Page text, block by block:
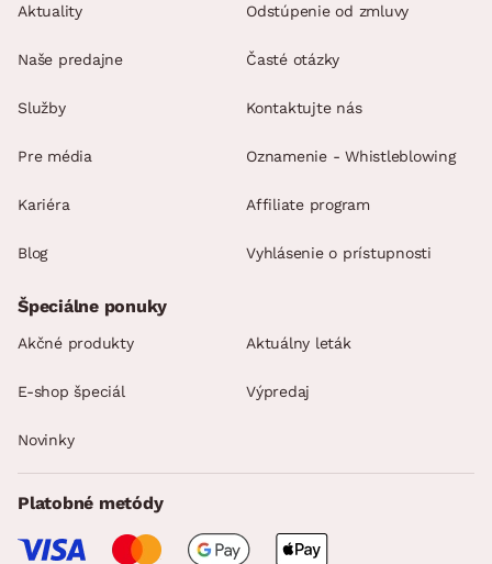
Aktuality
Naše predajne
Služby
Pre média
Kariéra
Blog
Odstúpenie od zmluvy
Časté otázky
Kontaktujte nás
Oznamenie - Whistleblowing
Affiliate program
Vyhlásenie o prístupnosti
Špeciálne ponuky
Akčné produkty Aktuálny leták
E-shop špeciál Výpredaj
Novinky
Platobné metódy